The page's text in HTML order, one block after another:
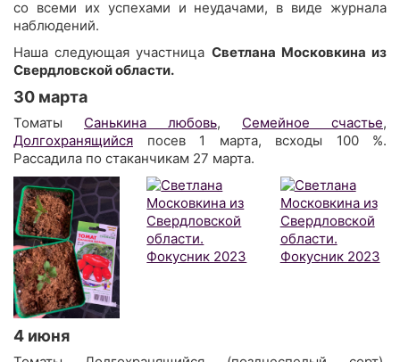
со всеми их успехами и неудачами, в виде журнала
наблюдений.
Наша следующая участница Светлана Московкина из
Свердловской области.
30 марта
Томаты Санькина любовь, Семейное счастье,
Долгохранящийся посев 1 марта, всходы 100 %.
Рассадила по стаканчикам 27 марта.
4 июня